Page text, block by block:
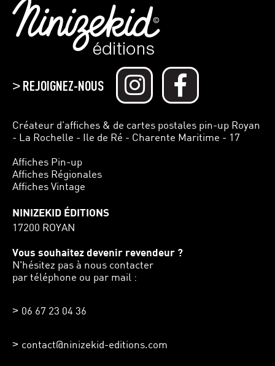
>REJOIGNEZ-NOUS
Créateur d’affiches & de cartes postales pin-up Royan
- La Rochelle - Ile de Ré - Charente Maritime - 17
Affiches Pin-up
Affiches Régionales
Affiches Vintage
NINIZEKID ÉDITIONS
17200 ROYAN
Vous souhaitez devenir revendeur ?
N'hésitez pas à nous contacter
par téléphone ou par mail :
06 67 23 04 36
contact@ninizekid-editions.com